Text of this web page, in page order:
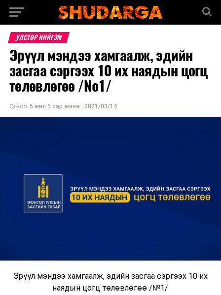
УЛСТӨР НИЙГЭМ
Эрүүл мэндээ хамгаалж, эдийн
засгаа сэргээх 10 их наядын цогц
төлөвлөгөө /№1/
Огноо: 5 жил 5 сар.өмнө , 2021/03/14
Эрүүл мэндээ хамгаалж, эдийн засгаа сэргээх 10 их
наядын цогц төлөвлөгөө /№1/